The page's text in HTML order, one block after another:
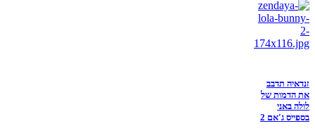
זנדאיה תדבב
את הדמות של
לולה באני
בספייס ג'אם 2